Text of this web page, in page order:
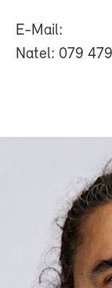
E-Mail:
Natel: 079